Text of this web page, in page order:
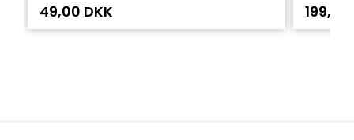
49,00 DKK 199,00